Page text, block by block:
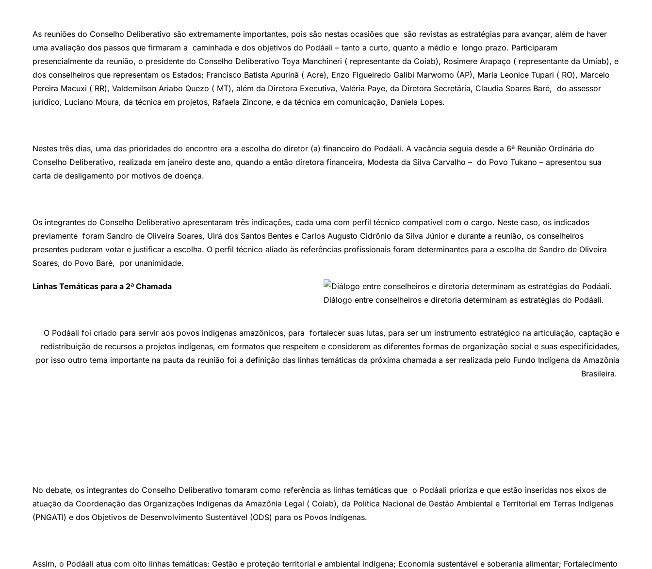
As reuniões do Conselho Deliberativo são extremamente importantes, pois são nestas ocasiões que são revistas as estratégias para avançar, além de haver
uma avaliação dos passos que firmaram a caminhada e dos objetivos do Podáali – tanto a curto, quanto a médio e longo prazo. Participaram
presencialmente da reunião, o presidente do Conselho Deliberativo Toya Manchineri ( representante da Coiab), Rosimere Arapaço ( representante da Umiab), e
dos conselheiros que representam os Estados; Francisco Batista Apurinã ( Acre), Enzo Figueiredo Galibi Marworno (AP), Maria Leonice Tupari ( RO), Marcelo
Pereira Macuxi ( RR), Valdemilson Ariabo Quezo ( MT), além da Diretora Executiva, Valéria Paye, da Diretora Secretária, Claudia Soares Baré, do assessor
jurídico, Luciano Moura, da técnica em projetos, Rafaela Zincone, e da técnica em comunicação, Daniela Lopes.
Nestes três dias, uma das prioridades do encontro era a escolha do diretor (a) financeiro do Podáali. A vacância seguia desde a 6ª Reunião Ordinária do
Conselho Deliberativo, realizada em janeiro deste ano, quando a então diretora financeira, Modesta da Silva Carvalho – do Povo Tukano – apresentou sua
carta de desligamento por motivos de doença.
Os integrantes do Conselho Deliberativo apresentaram três indicações, cada uma com perfil técnico compatível com o cargo. Neste caso, os indicados
previamente foram Sandro de Oliveira Soares, Uirá dos Santos Bentes e Carlos Augusto Cidrônio da Silva Júnior e durante a reunião, os conselheiros
presentes puderam votar e justificar a escolha. O perfil técnico aliado às referências profissionais foram determinantes para a escolha de Sandro de Oliveira
Soares, do Povo Baré, por unanimidade.
Diálogo entre conselheiros e diretoria determinam as estratégias do Podáali.
Linhas Temáticas para a 2ª Chamada
O Podáali foi criado para servir aos povos indígenas amazônicos, para fortalecer suas lutas, para ser um instrumento estratégico na articulação, captação e
redistribuição de recursos a projetos indígenas, em formatos que respeitem e considerem as diferentes formas de organização social e suas especificidades,
por isso outro tema importante na pauta da reunião foi a definição das linhas temáticas da próxima chamada a ser realizada pelo Fundo Indígena da Amazônia
Brasileira.
No debate, os integrantes do Conselho Deliberativo tomaram como referência as linhas temáticas que o Podáali prioriza e que estão inseridas nos eixos de
atuação da Coordenação das Organizações Indígenas da Amazônia Legal ( Coiab), da Política Nacional de Gestão Ambiental e Territorial em Terras Indígenas
(PNGATI) e dos Objetivos de Desenvolvimento Sustentável (ODS) para os Povos Indígenas.
Assim, o Podáali atua com oito linhas temáticas: Gestão e proteção territorial e ambiental indígena; Economia sustentável e soberania alimentar; Fortalecimento